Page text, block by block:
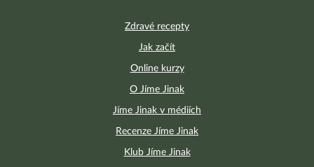
Zdravé recepty
Jak začít
Online kurzy
O Jíme Jinak
Jíme Jinak v médiích
Recenze Jíme Jinak
Klub Jíme Jinak